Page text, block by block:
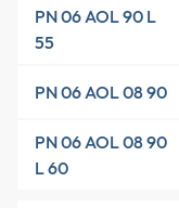
PN 06 AOL 90 L
55
PN 06 AOL 08 90
PN 06 AOL 08 90
L 60